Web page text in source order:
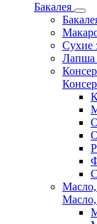
Бакалея
Сухие
Лапша